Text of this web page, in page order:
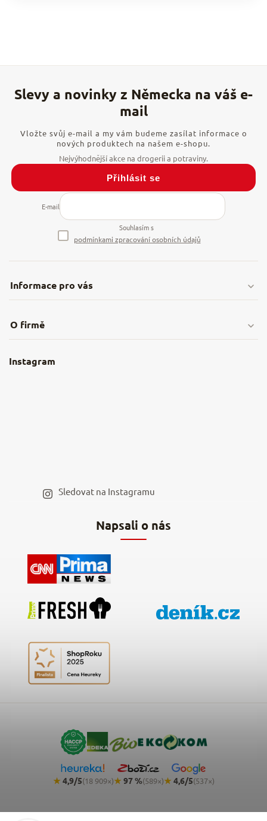
Informace pro vás
Obchodní podmínky
Nejčastější dotazy
Vložte svůj e-mail a my vám budeme zasílat informace o
nových produktech na našem e-shopu.
E-mail
Souhlasím s
podmínkami zpracování osobních údajů
Přihlásit se
Napsali o nás
Instagram
Sledovat na Instagramu
O firmě
Hodnocení obchodu
★4,9/5(18 909×)★97 %(589×)★4,6/5(537×)